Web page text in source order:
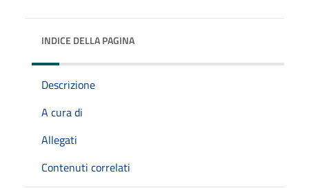
INDICE DELLA PAGINA
Descrizione
A cura di
Allegati
Contenuti correlati